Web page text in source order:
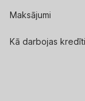
Maksājumi
Kā darbojas kredīti